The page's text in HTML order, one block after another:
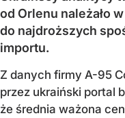
od Orlenu należało
do najdroższych
importu.
Z danych firmy A-95
przez ukraiński portal
że średnia ważona